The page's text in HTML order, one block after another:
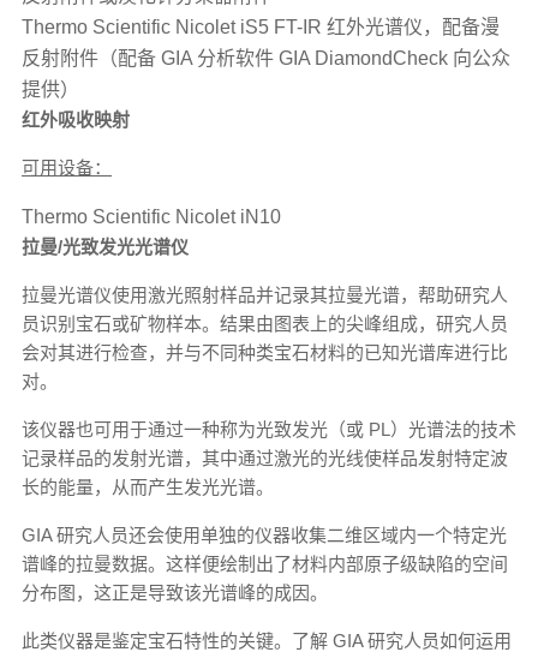
Thermo Scientific Nicolet iS5 FT-IR 红外光谱仪，配备漫
反射附件（配备 GIA 分析软件 GIA DiamondCheck 向公众
提供）
红外吸收映射
可用设备：
Thermo Scientific Nicolet iN10
拉曼/光致发光光谱仪
拉曼光谱仪使用激光照射样品并记录其拉曼光谱，帮助研究人
员识别宝石或矿物样本。结果由图表上的尖峰组成，研究人员
会对其进行检查，并与不同种类宝石材料的已知光谱库进行比
对。
该仪器也可用于通过一种称为光致发光（或 PL）光谱法的技术
记录样品的发射光谱，其中通过激光的光线使样品发射特定波
长的能量，从而产生发光光谱。
GIA 研究人员还会使用单独的仪器收集二维区域内一个特定光
谱峰的拉曼数据。这样便绘制出了材料内部原子级缺陷的空间
分布图，这正是导致该光谱峰的成因。
此类仪器是鉴定宝石特性的关键。了解 GIA 研究人员如何运用